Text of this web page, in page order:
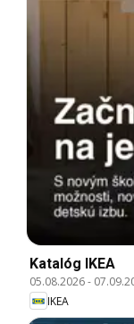
Katalóg IKEA
05.08.2026-
IKEA